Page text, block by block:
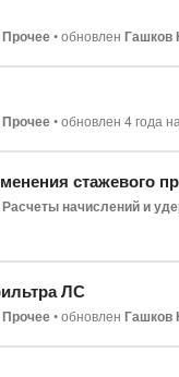
Прочее•обновленГашков
Прочее•обновлен4 года
стажевого
Расчеты начислений и
ЛС
Прочее•обновленГашков